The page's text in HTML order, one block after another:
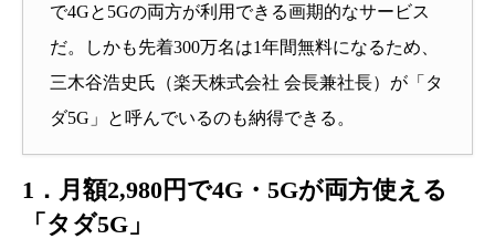
で4Gと5Gの両方が利用できる画期的なサービス
だ。しかも先着300万名は1年間無料になるため、
三木谷浩史氏（楽天株式会社 会長兼社長）が「タ
ダ5G」と呼んでいるのも納得できる。
1．月額2,980円で4G・5Gが両方使える
「タダ5G」